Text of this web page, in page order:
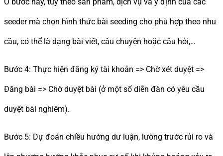
seeder mà chọn hình thức bài seeding cho phù hợp theo nhu
cầu, có thể là dạng bài viết, câu chuyện hoặc câu hỏi,…
Bước 4: Thực hiện đăng ký tài khoản => Chờ xét duyệt =>
Đăng bài => Chờ duyệt bài (ở một số diễn đàn có yêu cầu
duyệt bài nghiêm).
Bước 5: Dự đoán chiều hướng dư luận, lường trước rủi ro và